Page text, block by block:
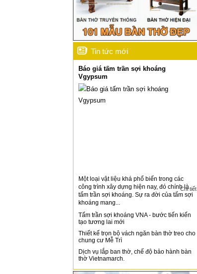
Tin tức mới
Báo giá tấm trần sợi khoáng
Vgypsum
Một loại vật liệu khá phổ biến trong các
công trình xây dựng hiện nay, đó chính là
tấm trần sợi khoáng. Sự ra đời của tấm sợi
khoáng mang...
Chi tiết
Tấm trần sợi khoáng VNA - bước tiến kiến
tạo tương lai mới
Thiết kế trọn bộ vách ngăn bàn thờ treo cho
chung cư Mễ Trì
Dịch vụ lắp ban thờ, chế độ bảo hành bàn
thờ Vietnamarch.